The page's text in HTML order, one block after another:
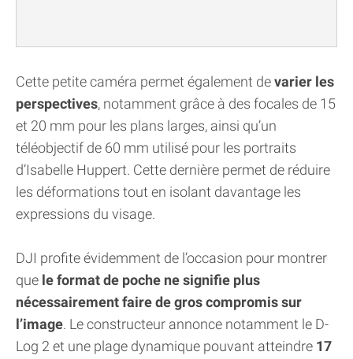
Cette petite caméra permet également devarier les
perspectives, notamment grâce à des focales de 15
et 20 mm pour les plans larges, ainsi qu’un
téléobjectif de 60 mm utilisé pour les portraits
d’Isabelle Huppert. Cette dernière permet de réduire
les déformations tout en isolant davantage les
expressions du visage.
DJI profite évidemment de l’occasion pour montrer
que le format de poche ne signifie plus
nécessairement faire de gros compromis sur
l’image. Le constructeur annonce notamment le D-
Log 2 et une plage dynamique pouvant atteindre 17